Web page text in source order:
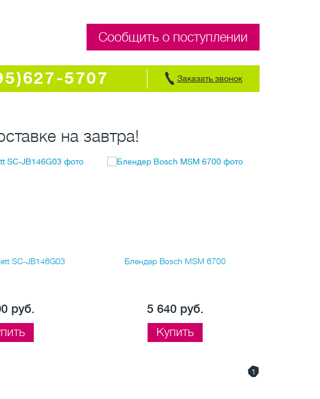
Сообщить о поступлении
5707 Заказать звонок
на завтра!
SC-JB146G03
руб.
Блендер Bosch MSM 6700
5 640 руб.
Купить
1